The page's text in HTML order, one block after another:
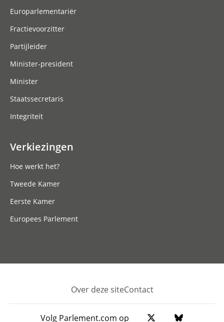
Europarlementariër
Fractievoorzitter
Partijleider
Minister-president
Minister
Staatssecretaris
Integriteit
Verkiezingen
Hoe werkt het?
Tweede Kamer
Eerste Kamer
Europees Parlement
Footer
Over deze siteContact
Volg Parlement.com op